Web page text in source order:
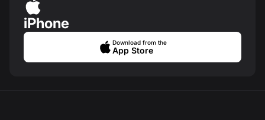
iPhone
Download from the
App Store